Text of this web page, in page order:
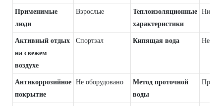
Применимые
люди
Взрослые
Теплоизоляционные
характеристики
Никто
Активный отдых
на свежем
воздухе
Спортзал Кипящая вода
Антикоррозийное
покрытие
Не оборудовано
Метод проточной
воды